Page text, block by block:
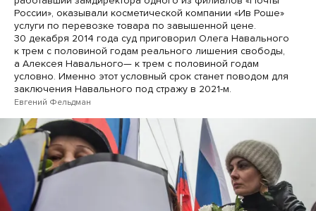
России», оказывали косметической компании «Ив Роше»
услуги по перевозке товара по завышенной цене.
30 декабря 2014 года суд приговорил Олега Навального
к трем с половиной годам реального лишения свободы,
а Алексея Навального— к трем с половиной годам
условно. Именно этот условный срок станет поводом для
заключения Навального под стражу в 2021-м.
Евгений Фельдман